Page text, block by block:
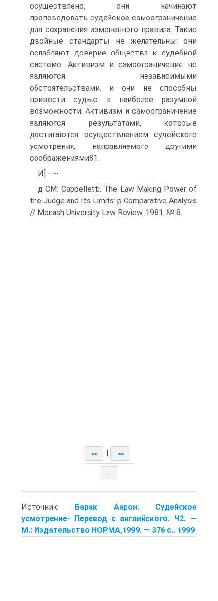
осуществлено, они начинают
проповедовать судейское самоограничение
для сохранения измененного правила. Такие
двойные стандарты не желательны: они
ослабляют доверие общества к судебной
системе. Активизм и самоограничение не
являются независимыми
обстоятельствами, и они не способны
привести судью к наиболее разумной
возможности. Активизм и самоограничение
являются результатами, которые
достигаются осуществлением судейского
усмотрения, направляемого другими
соображениями81.
И] —~
д CM: Cappelletti. The Law Making Power of
the Judge and Its Limits: p Comparative Analysis
// Monash University Law Review. 1981. № 8.
<< >>
↑
Источник: Барак Аарон. Судейское
усмотрение- Перевод с английского. Ч2. —
М.: Издательство НОРМА,1999. — 376 с.. 1999